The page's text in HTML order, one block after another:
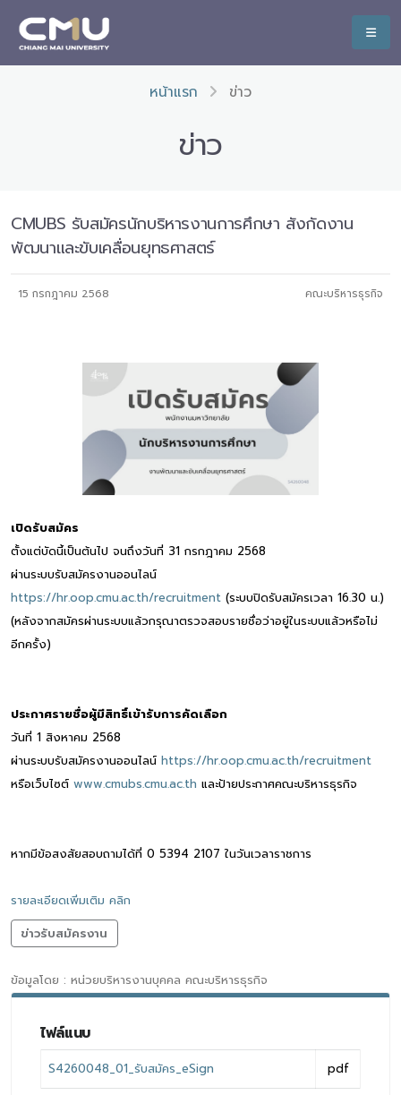
หน้าแรก ข่าว
ข่าว
CMUBS รับสมัครนักบริหารงานการศึกษา สังกัดงาน
พัฒนาและขับเคลื่อนยุทธศาสตร์
15 กรกฎาคม 2568 คณะบริหารธุรกิจ
เปิดรับสมัคร
ตั้งแต่บัดนี้เป็นต้นไป จนถึงวันที่ 31 กรกฎาคม 2568
ผ่านระบบรับสมัครงานออนไลน์
https://hr.oop.cmu.ac.th/recruitment (ระบบปิดรับสมัครเวลา 16.30 น.)
(หลังจากสมัครผ่านระบบแล้วกรุณาตรวจสอบรายชื่อว่าอยู่ในระบบแล้วหรือไม่
อีกครั้ง)
ประกาศรายชื่อผู้มีสิทธิ์เข้ารับการคัดเลือก
วันที่ 1 สิงหาคม 2568
ผ่านระบบรับสมัครงานออนไลน์ https://hr.oop.cmu.ac.th/recruitment
หรือเว็บไซต์ www.cmubs.cmu.ac.th และป้ายประกาศคณะบริหารธุรกิจ
หากมีข้อสงสัยสอบถามได้ที่ 0 5394 2107 ในวันเวลาราชการ
รายละเอียดเพิ่มเติม คลิก
ข่าวรับสมัครงาน
ข้อมูลโดย : หน่วยบริหารงานบุคคล คณะบริหารธุรกิจ
ไฟล์แนบ
S4260048_01_รับสมัคร_eSign pdf